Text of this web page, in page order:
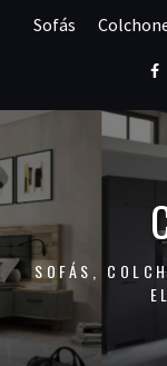
Sofás
SOFÁS,